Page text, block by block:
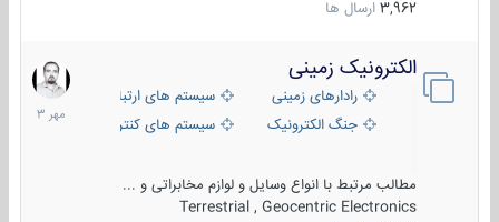
3,962 ارسال ها
الکترونیک زمینی
رادارهای زمینی
سیستم های ارتباطی و جمع آوری
جنگ الکترونیک
سیستم های کنترل آتش و تجهیزات
مطالب مرتبط با انواع وسایل و لوازم مخابراتی و ...
Terrestrial , Geocentric Electronics
1
مهر
1403